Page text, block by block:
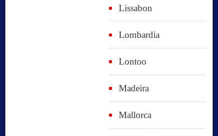
Lissabon
Lombardia
Lontoo
Madeira
Mallorca